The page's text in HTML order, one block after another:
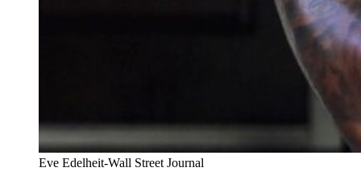
Eve Edelheit-Wall Street Journal